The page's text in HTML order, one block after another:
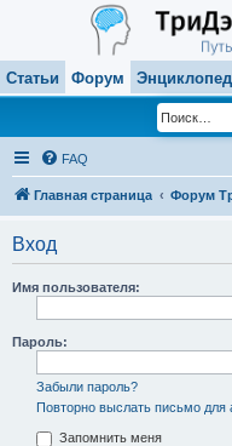
Статьи Форум
FAQ
Главная страница Форум
Вход
Имя пользователя:
Пароль:
Забыли пароль?
Повторно выслать письмо для
Запомнить меня